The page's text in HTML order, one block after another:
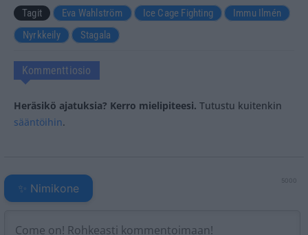
Tagit Eva Wahlström Ice Cage Fighting
Immu Ilmén
Nyrkkeily
Stagala
Kommenttiosio
Heräsikö ajatuksia? Kerro mielipiteesi. Tutustu kuitenkin
sääntöihin.
5000
✨ Nimikone